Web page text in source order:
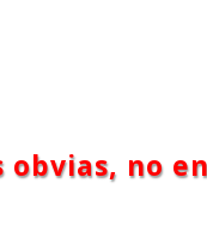
obvias, no